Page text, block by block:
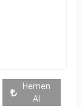
Hemen
Al